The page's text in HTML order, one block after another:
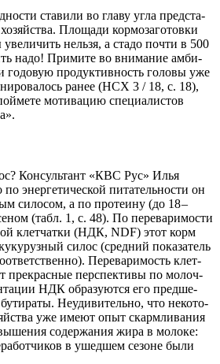
ста­ви­ли во гла­ву угла пред­ста­
Пло­ща­ди кор­мо­за­го­тов­ки
нель­зя, а ста­до почти в 500
надо! При­ми­те во вни­ма­ние амби­
годо­вую про­дук­тив­ность голо­вы уже
ранее (НСХ 3 / 18, с. 18),
моти­ва­цию спе­ци­а­ли­стов
Кон­суль­тант «КВС Рус» Илья
энер­ге­ти­че­ской пита­тель­но­сти он
сило­сом, а по про­те­и­ну (до 18 –
(табл. 1, с. 48). По пере­ва­ри­мо­сти
клет­чат­ки (НДК, NDF) этот корм
силос (сред­ний пока­за­тель
Пере­ва­ри­мость клет­
пре­крас­ные пер­спек­ти­вы по молоч­
НДК обра­зу­ют­ся его пред­ше­
Неуди­ви­тель­но, что неко­то­
уже име­ют опыт скарм­ли­ва­ния
содер­жа­ния жира в моло­ке:
в ушед­шем сезоне были